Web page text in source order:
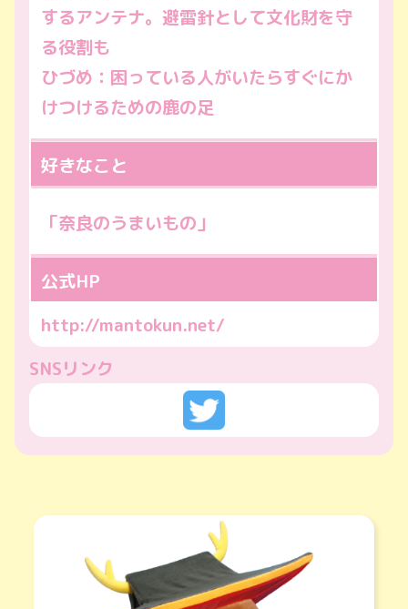
するアンテナ。避雷針として文化財を守
る役割も
ひづめ：困っている人がいたらすぐにか
けつけるための鹿の足
好きなこと
「奈良のうまいもの」
公式HP
http://mantokun.net/
SNSリンク